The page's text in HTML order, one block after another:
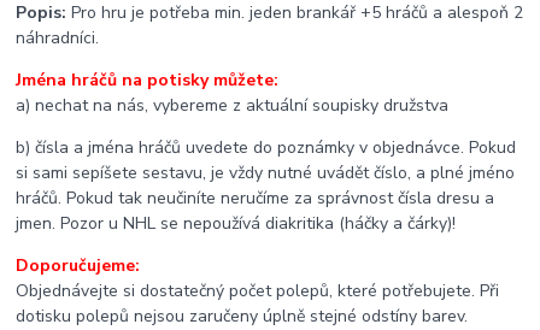
Popis: Pro hru je potřeba min. jeden brankář +5 hráčů a alespoň 2
náhradníci.
Jména hráčů na potisky můžete:
a) nechat na nás, vybereme z aktuální soupisky družstva
b) čísla a jména hráčů uvedete do poznámky v objednávce. Pokud
si sami sepíšete sestavu, je vždy nutné uvádět číslo, a plné jméno
hráčů. Pokud tak neučiníte neručíme za správnost čísla dresu a
jmen. Pozor u NHL se nepoužívá diakritika (háčky a čárky)!
Doporučujeme:
Objednávejte si dostatečný počet polepů, které potřebujete. Při
dotisku polepů nejsou zaručeny úplně stejné odstíny barev.